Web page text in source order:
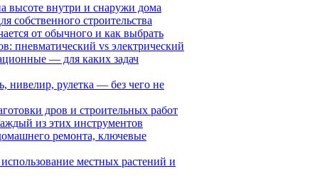
высоте внутри и снаружи дома
собственного строительства
от обычного и как выбрать
пневматический vs электрический
— для каких задач
нивелир, рулетка — без чего не
дров и строительных работ
из этих инструментов
ремонта, ключевые
местных растений и